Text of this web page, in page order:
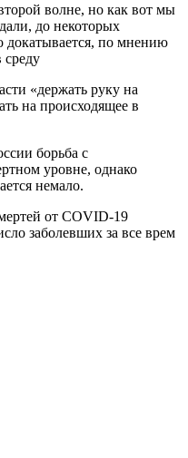
волне, но как вот мы
до некоторых
докатывается, по мнению
«держать руку на
на происходящее в
борьба с
уровне, однако
немало.
от COVID-19
заболевших за все врем